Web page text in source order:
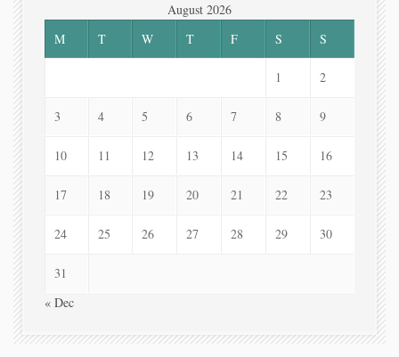
August 2026
M
T W T F S S
1 2
3 4 5 6 7 8 9
10 11 12 13 14 15 16
17 18 19 20 21 22 23
24 25 26 27 28 29 30
31
« Dec